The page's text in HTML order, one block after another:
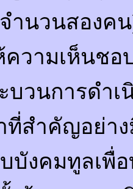
ำนวนสองค
วามเห็นชอ
บวนการดำ
สำคัญอย่า
บังคมทูลเพื่